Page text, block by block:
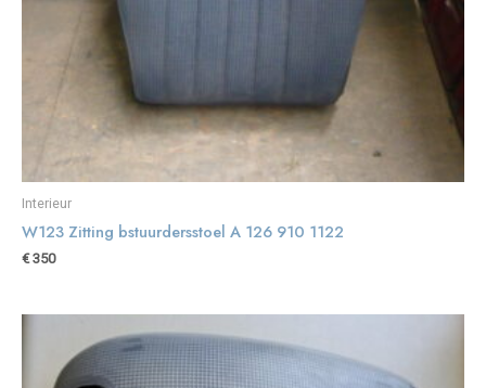
Interieur
W123 Zitting bstuurdersstoel A 126 910 1122
€350